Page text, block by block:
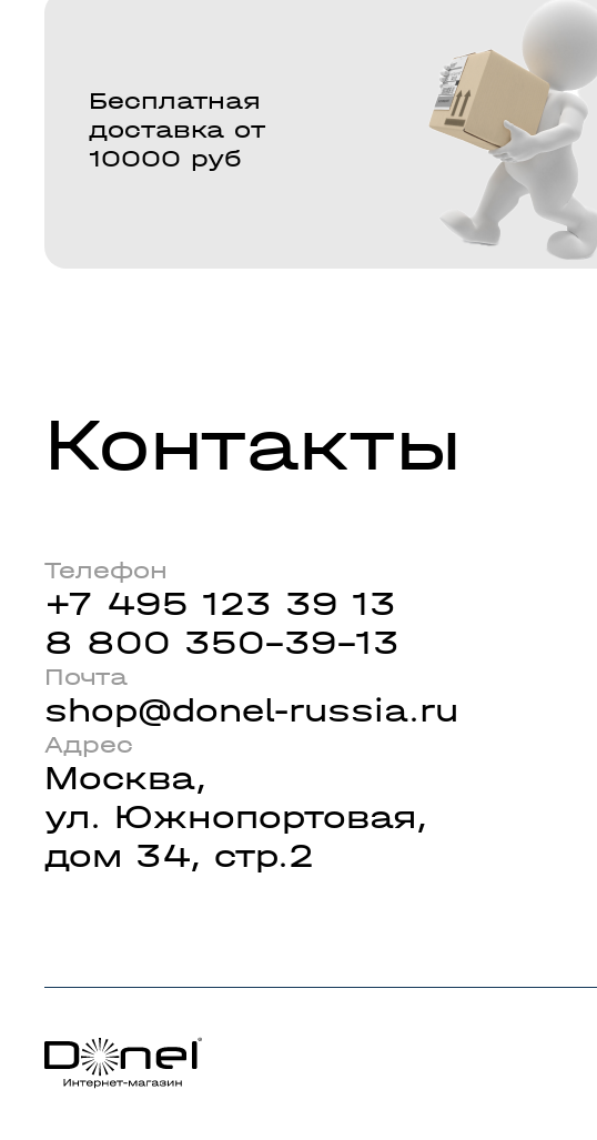
Бесплатная
доставка от
10000 руб
Контакты
Телефон
+7 495 123 39 13
8 800 350-39-13
Почта
shop@donel-russia.ru
Адрес
Москва,
ул. Южнопортовая,
дом 34, стр.2